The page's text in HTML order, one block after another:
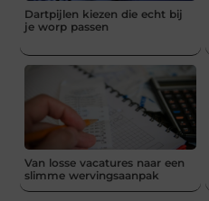
Dartpijlen kiezen die echt bij
je worp passen
Van losse vacatures naar een
slimme wervingsaanpak